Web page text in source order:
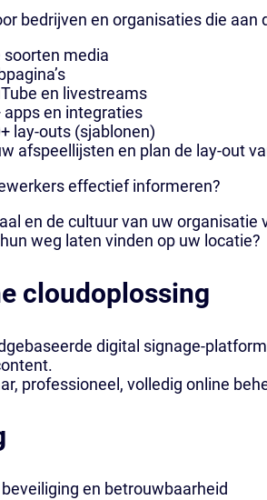
bedrijven en organisaties die
soorten media
en livestreams
apps en integraties
lay-outs (sjablonen)
afspeellijsten en plan de lay-out
effectief informeren?
en de cultuur van uw organisatie
weg laten vinden op uw locatie?
cloudoplossing
digital signage-
professioneel, volledig online
en betrouwbaarheid